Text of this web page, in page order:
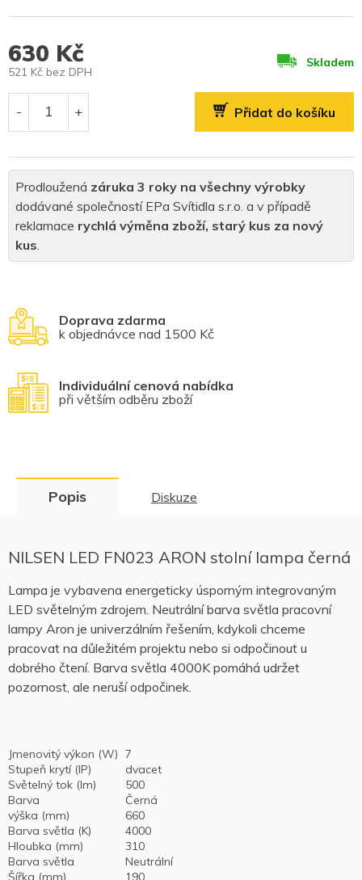
Doprava zdarma
k objednávce nad 1500 Kč
Individuální cenová nabídka
při větším odběru zboží
Prodloužená záruka 3 roky na všechny výrobky
dodávané společností EPa Svítidla s.r.o. a v případě
reklamace rychlá výměna zboží, starý kus za nový
kus.
630 Kč
521 Kč bez DPH
Skladem
Přidat do košíku
Popis Diskuze
NILSEN LED FN023 ARON stolní lampa černá
Lampa je vybavena energeticky úsporným integrovaným
LED světelným zdrojem. Neutrální barva světla pracovní
lampy Aron je univerzálním řešením, kdykoli chceme
pracovat na důležitém projektu nebo si odpočinout u
dobrého čtení. Barva světla 4000K pomáhá udržet
pozornost, ale neruší odpočinek.
Jmenovitý výkon (W) 7
Stupeň krytí (IP)
dvacet
Světelný tok (lm)
500
Barva
Černá
výška (mm)
660
Barva světla (K)
4000
Hloubka (mm)
310
Barva světla
Neutrální
Šířka (mm)
190